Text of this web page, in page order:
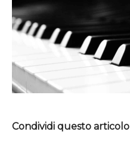
Condividi questo articolo